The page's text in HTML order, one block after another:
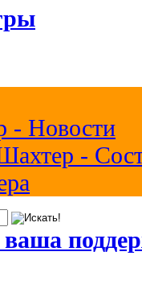
- Новости
-